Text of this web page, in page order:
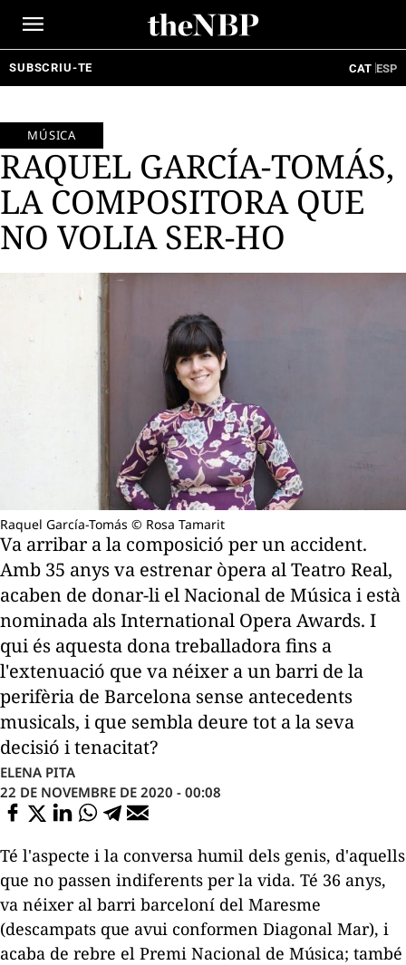
SUBSCRIU-TE CAT ESP
MÚSICA
RAQUEL GARCÍA-TOMÁS,
LA COMPOSITORA QUE
NO VOLIA SER-HO
Raquel García-Tomás © Rosa Tamarit
Va arribar a la composició per un accident.
Amb 35 anys va estrenar òpera al Teatro Real,
acaben de donar-li el Nacional de Música i està
nominada als International Opera Awards. I
qui és aquesta dona treballadora fins a
l'extenuació que va néixer a un barri de la
perifèria de Barcelona sense antecedents
musicals, i que sembla deure tot a la seva
decisió i tenacitat?
ELENA PITA
22 DE NOVEMBRE DE 2020 - 00:08
Té l'aspecte i la conversa humil dels genis, d'aquells
que no passen indiferents per la vida. Té 36 anys,
va néixer al barri barceloní del Maresme
(descampats que avui conformen Diagonal Mar), i
acaba de rebre el Premi Nacional de Música; també